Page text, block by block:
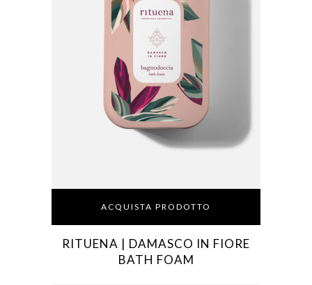
ACQUISTA PRODOTTO
RITUENA | DAMASCO IN FIORE
BATH FOAM